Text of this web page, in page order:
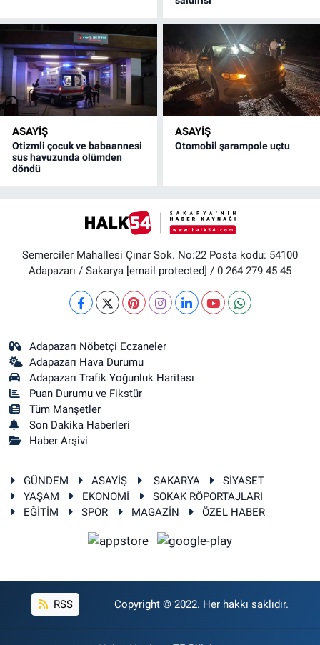
ASAYİŞ
Otizmli çocuk ve babaannesi
süs havuzunda ölümden
döndü
ASAYİŞ
Otomobil şarampole uçtu
Semerciler Mahallesi Çınar Sok. No:22 Posta kodu: 54100
Adapazarı / Sakarya [email protected] / 0 264 279 45 45
Adapazarı Nöbetçi Eczaneler
Adapazarı Hava Durumu
Adapazarı Trafik Yoğunluk Haritası
Puan Durumu ve Fikstür
Tüm Manşetler
Son Dakika Haberleri
Haber Arşivi
GÜNDEM ASAYİŞ SAKARYA
SİYASET
YAŞAM
EKONOMİ
SOKAK RÖPORTAJLARI
EĞİTİM
SPOR MAGAZİN ÖZEL HABER
RSS Copyright © 2022. Her hakkı saklıdır.